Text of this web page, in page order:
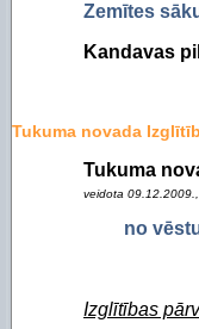
Zemītes
Kandavas
Tukuma novada
Tukuma
veidota
no
Izglītības